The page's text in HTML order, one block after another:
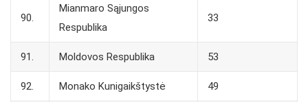
90.
Mianmaro Sąjungos
Respublika
33
91. Moldovos Respublika 53
92. Monako Kunigaikštystė 49